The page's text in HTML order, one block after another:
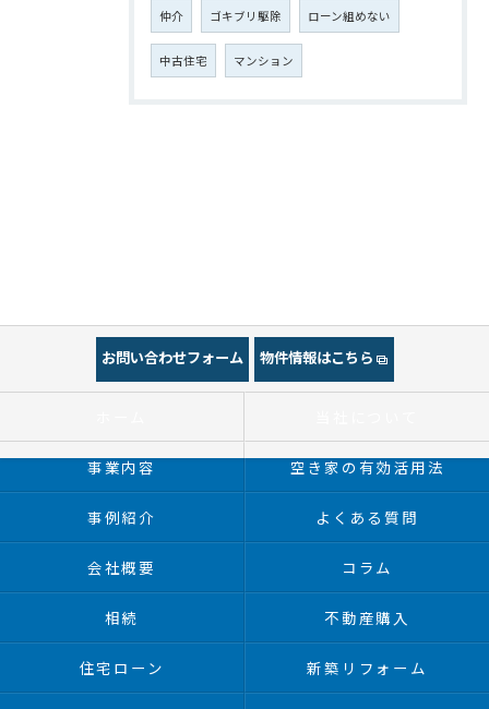
仲介 ゴキブリ駆除 ローン組めない
中古住宅 マンション
お問い合わせフォーム 物件情報はこちら
事業内容 空き家の有効活用法
事例紹介 よくある質問
会社概要 コラム
相続 不動産購入
住宅ローン 新築リフォーム